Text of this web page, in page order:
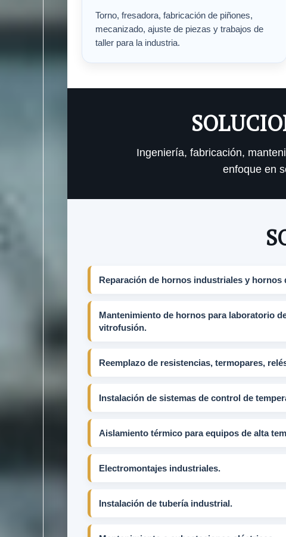
Torno, fresadora, fabricación de piñones,
mecanizado, ajuste de piezas y trabajos de
taller para la industria.
Ingeniería, fabricación,
enfoque en
Reparación de hornos industriales y hornos
Mantenimiento de hornos para laboratorio
vitrofusión.
Reemplazo de resistencias, termopares,
Instalación de sistemas de control de
Aislamiento térmico para equipos de alta
Electromontajes industriales.
Instalación de tubería industrial.